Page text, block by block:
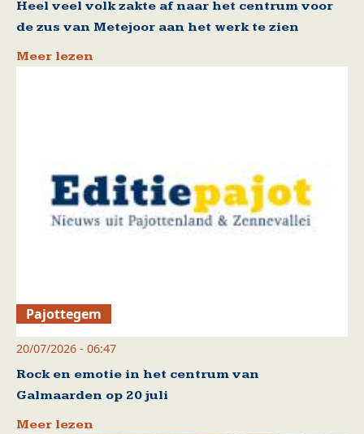
Heel veel volk zakte af naar het centrum voor
de zus van Metejoor aan het werk te zien
Meer lezen
Pajottegem
20/07/2026 - 06:47
Rock en emotie in het centrum van
Galmaarden op 20 juli
Meer lezen